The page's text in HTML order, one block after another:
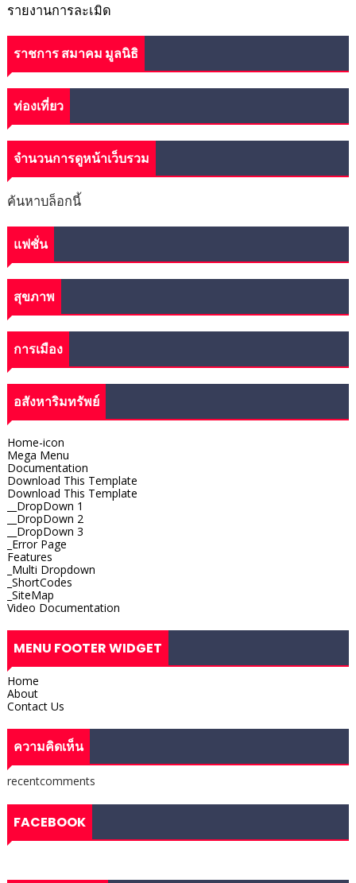
รายงานการละเมิด
ราชการ สมาคม มูลนิธิ
ท่องเที่ยว
จำนวนการดูหน้าเว็บรวม
ค้นหาบล็อกนี้
แฟชั่น
สุขภาพ
การเมือง
อสังหาริมทรัพย์
Home-icon
Mega Menu
Documentation
Download This Template
Download This Template
__DropDown 1
__DropDown 2
__DropDown 3
_Error Page
Features
_Multi Dropdown
_ShortCodes
_SiteMap
Video Documentation
MENU FOOTER WIDGET
Home
About
Contact Us
ความคิดเห็น
recentcomments
FACEBOOK